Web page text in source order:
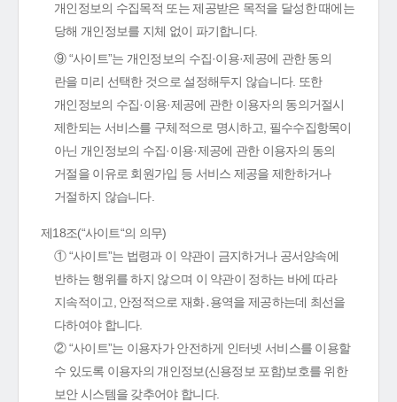
개인정보의 수집목적 또는 제공받은 목적을 달성한 때에는
당해 개인정보를 지체 없이 파기합니다.
⑨ “사이트”는 개인정보의 수집·이용·제공에 관한 동의
란을 미리 선택한 것으로 설정해두지 않습니다. 또한
개인정보의 수집·이용·제공에 관한 이용자의 동의거절시
제한되는 서비스를 구체적으로 명시하고, 필수수집항목이
아닌 개인정보의 수집·이용·제공에 관한 이용자의 동의
거절을 이유로 회원가입 등 서비스 제공을 제한하거나
거절하지 않습니다.
제18조(“사이트“의 의무)
① “사이트”는 법령과 이 약관이 금지하거나 공서양속에
반하는 행위를 하지 않으며 이 약관이 정하는 바에 따라
지속적이고, 안정적으로 재화․용역을 제공하는데 최선을
다하여야 합니다.
② “사이트”는 이용자가 안전하게 인터넷 서비스를 이용할
수 있도록 이용자의 개인정보(신용정보 포함)보호를 위한
보안 시스템을 갖추어야 합니다.